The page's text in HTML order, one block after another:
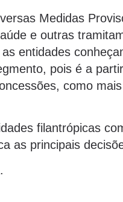
Medidas
e outras
entidades
pois é a
como
filantrópicas
as principais